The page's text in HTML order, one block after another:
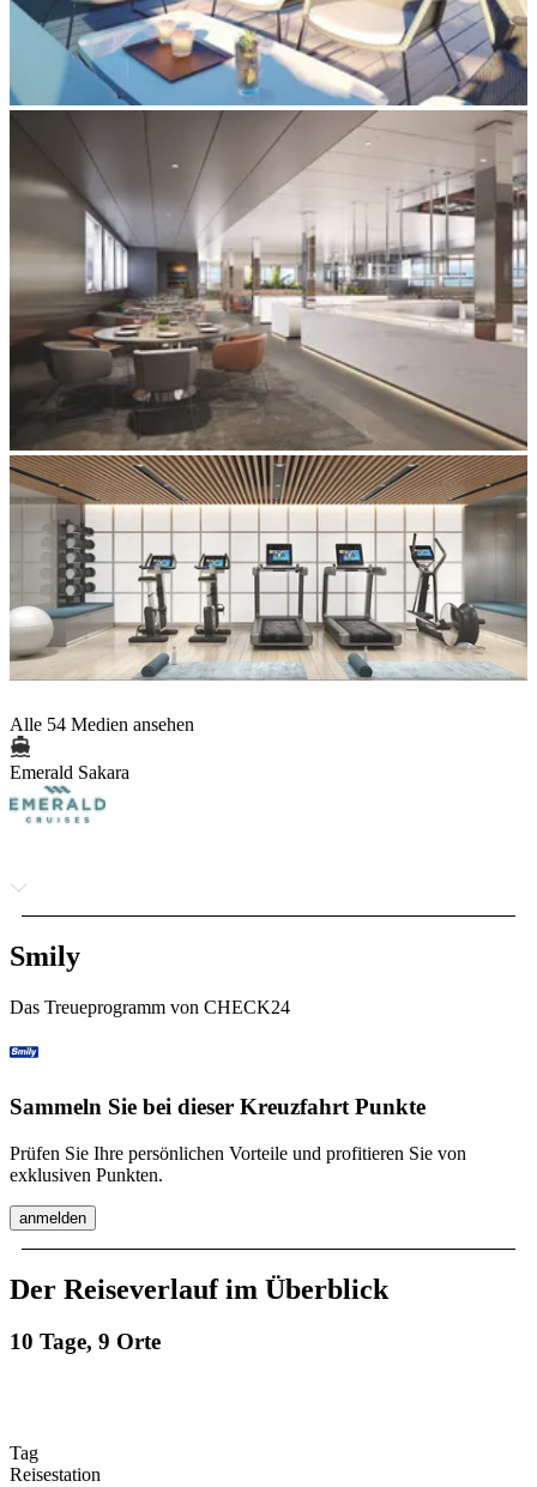
Alle 54 Medien ansehen
Emerald Sakara
Smily
Das Treueprogramm von CHECK24
Sammeln Sie bei dieser Kreuzfahrt Punkte
Prüfen Sie Ihre persönlichen Vorteile und profitieren Sie von
exklusiven Punkten.
anmelden
Der Reiseverlauf im Überblick
10 Tage, 9 Orte
Tag
Reisestation